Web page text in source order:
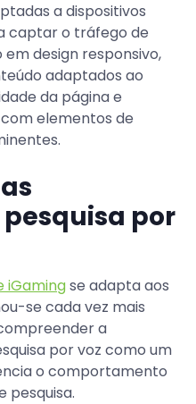
a dispositivos
captar o tráfego de
design responsivo,
adaptados ao
da página e
elementos de
por
iGamingse adapta aos
se cada vez mais
a
por voz como um
o comportamento
pesquisa.